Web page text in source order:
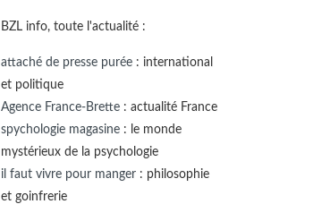
BZL info, toute l'actualité :
attaché de presse purée : international
et politique
Agence France-Brette : actualité France
spychologie magasine : le monde
mystérieux de la psychologie
il faut vivre pour manger : philosophie
et goinfrerie